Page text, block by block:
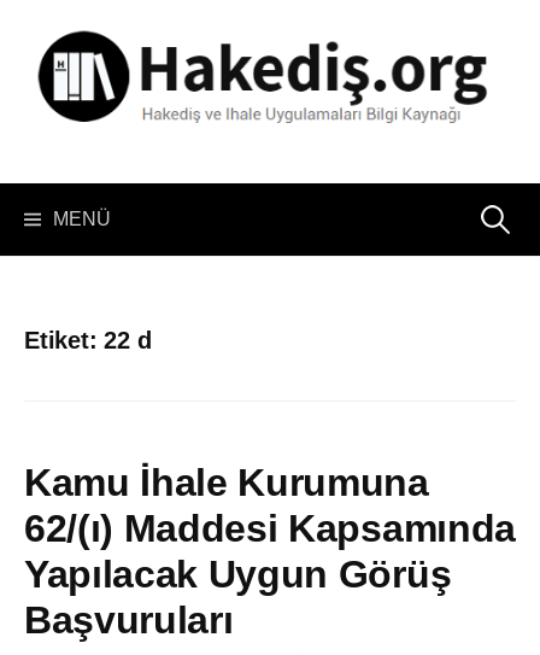
MENÜ Arama:
Etiket:22 d
Kamu İhale Kurumuna
62/(ı) Maddesi Kapsamında
Yapılacak Uygun Görüş
Başvuruları